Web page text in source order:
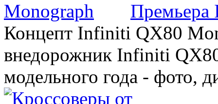
Премьера
Концепт Infiniti QX80
внедорожник Infiniti
модельного года - фото,